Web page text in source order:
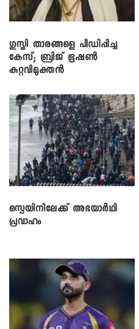
​ഗുസ്തി താരങ്ങളെ പീഡിപ്പിച്ച
കേസ്; ബ്രിജ് ഭൂഷൺ
കുറ്റവിമുക്തൻ
സ്പെയിനിലേക്ക് അഭയാർഥി
പ്രവാഹം